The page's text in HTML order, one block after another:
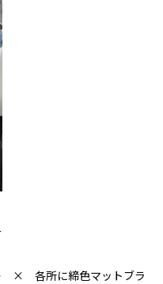
× 各所に締色マットブラ